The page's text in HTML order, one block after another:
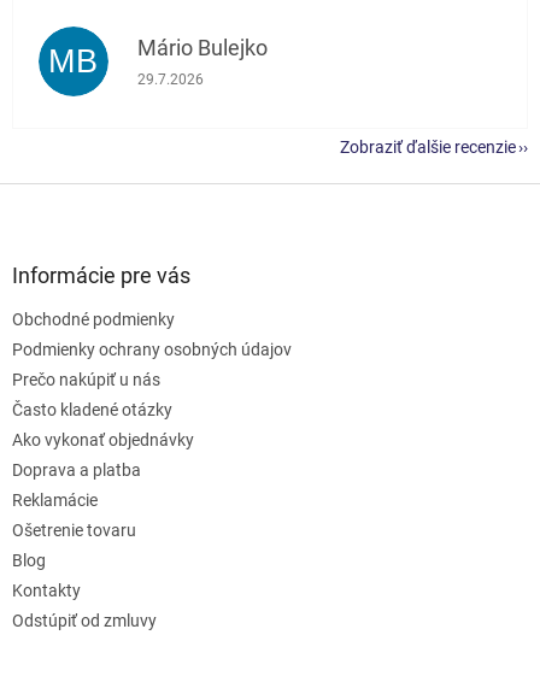
MB Mário Bulejko
Hodnotenie obchodu je 5 z 5 hviezdičiek.
29.7.2026
Zobraziť ďalšie recenzie
Informácie pre vás
Obchodné podmienky
Podmienky ochrany osobných údajov
Prečo nakúpiť u nás
Často kladené otázky
Ako vykonať objednávky
Doprava a platba
Reklamácie
Ošetrenie tovaru
Blog
Kontakty
Odstúpiť od zmluvy